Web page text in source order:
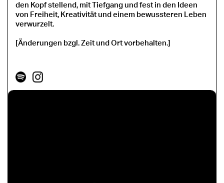
den Kopf stellend, mit Tiefgang und fest in den Ideen
von Freiheit, Kreativität und einem bewussteren Leben
verwurzelt.
[Änderungen bzgl. Zeit und Ort vorbehalten.]